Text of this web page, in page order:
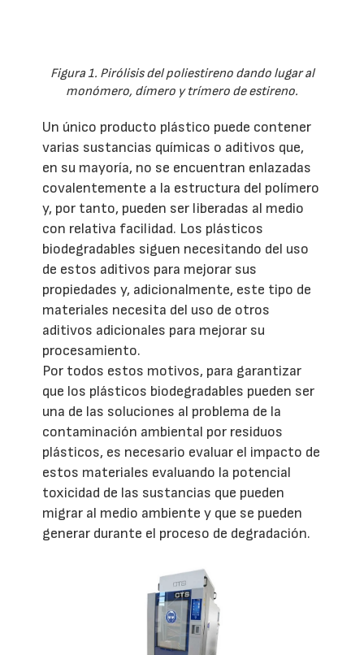
Figura 1. Pirólisis del poliestireno dando lugar al
monómero, dímero y trímero de estireno.
Un único producto plástico puede contener
varias sustancias químicas o aditivos que,
en su mayoría, no se encuentran enlazadas
covalentemente a la estructura del polímero
y, por tanto, pueden ser liberadas al medio
con relativa facilidad. Los plásticos
biodegradables siguen necesitando del uso
de estos aditivos para mejorar sus
propiedades y, adicionalmente, este tipo de
materiales necesita del uso de otros
aditivos adicionales para mejorar su
procesamiento.
Por todos estos motivos, para garantizar
que los plásticos biodegradables pueden ser
una de las soluciones al problema de la
contaminación ambiental por residuos
plásticos, es necesario evaluar el impacto de
estos materiales evaluando la potencial
toxicidad de las sustancias que pueden
migrar al medio ambiente y que se pueden
generar durante el proceso de degradación.